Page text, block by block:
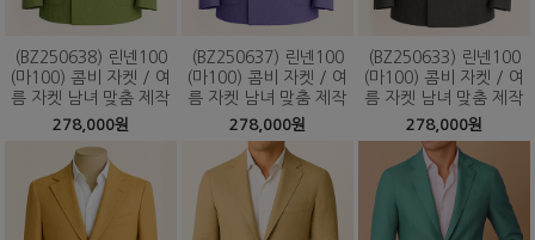
(BZ250638) 린넨100
(마100) 콤비 자켓 / 여
름 자켓 남녀 맞춤 제작
278,000원
(BZ250637) 린넨100
(마100) 콤비 자켓 / 여
름 자켓 남녀 맞춤 제작
278,000원
(BZ250633) 린넨100
(마100) 콤비 자켓 / 여
름 자켓 남녀 맞춤 제작
278,000원